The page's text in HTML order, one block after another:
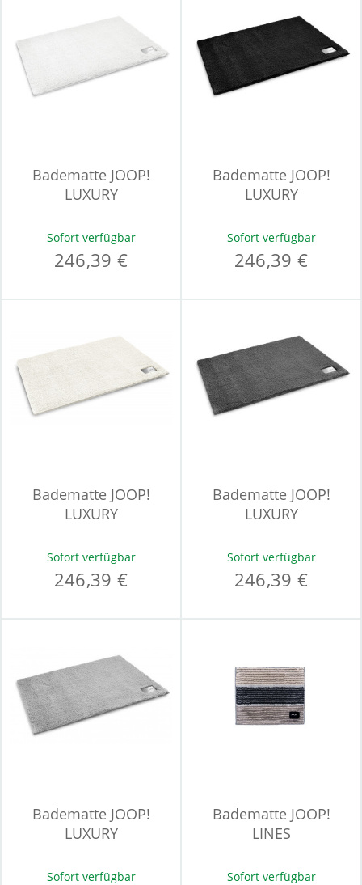
Badematte JOOP!
LUXURY
Sofort verfügbar
246,39 €
Badematte JOOP!
LUXURY
Sofort verfügbar
246,39 €
Badematte JOOP!
LUXURY
Sofort verfügbar
246,39 €
Badematte JOOP!
LUXURY
Sofort verfügbar
246,39 €
Badematte JOOP!
LUXURY
Sofort verfügbar
Badematte JOOP!
LINES
Sofort verfügbar